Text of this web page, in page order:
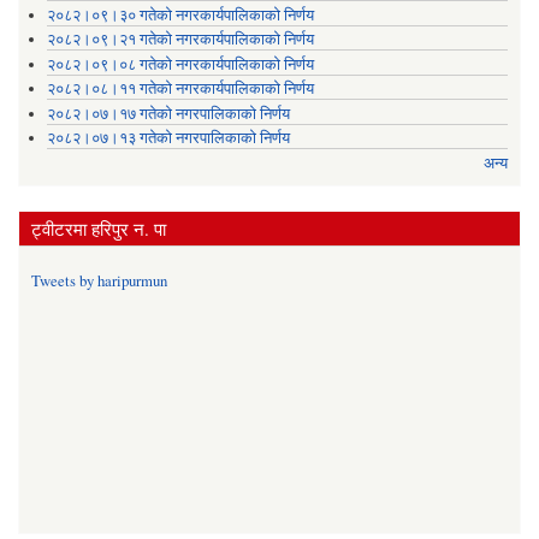
२०८२।०९।३० गतेको नगरकार्यपालिकाको निर्णय
२०८२।०९।२१ गतेको नगरकार्यपालिकाको निर्णय
२०८२।०९।०८ गतेको नगरकार्यपालिकाको निर्णय
२०८२।०८।११ गतेको नगरकार्यपालिकाको निर्णय
२०८२।०७।१७ गतेको नगरपालिकाको निर्णय
२०८२।०७।१३ गतेको नगरपालिकाको निर्णय
अन्य
ट्वीटरमा हरिपुर न. पा
Tweets by haripurmun